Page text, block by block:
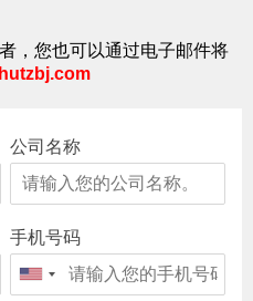
，您也可以通过电子邮件将
公司名称
手机号码